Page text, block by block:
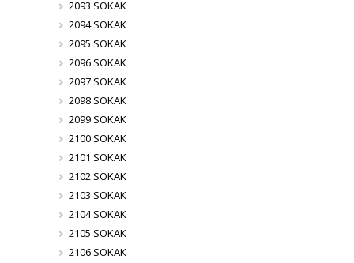
2093 SOKAK
2094 SOKAK
2095 SOKAK
2096 SOKAK
2097 SOKAK
2098 SOKAK
2099 SOKAK
2100 SOKAK
2101 SOKAK
2102 SOKAK
2103 SOKAK
2104 SOKAK
2105 SOKAK
2106 SOKAK